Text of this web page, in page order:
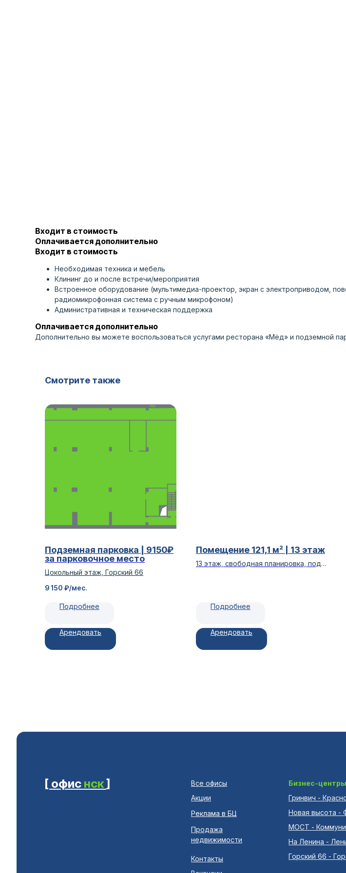
Входит в стоимость
Оплачивается дополнительно
Входит в стоимость
Необходимая техника и мебель
Клининг до и после встречи/мероприятия
Встроенное оборудование (мультимедиа-проектор, экран с электроприводом,
радиомикрофонная система с ручным микрофоном)
Административная и техническая поддержка
Оплачивается дополнительно
Дополнительно вы можете воспользоваться услугами ресторана «Мёд» и подземной
Смотрите также
Подземная парковка | 9150₽
за парковочное место
Цокольный этаж, Горский 66
9 150 ₽/мес.
Подробнее
Арендовать
Помещение 121,1 м² | 13 этаж
13 этаж, свободная планировка, под
Подробнее
Арендовать
[ офис нск]
Бизнес-центры
Гринвич -
Новая высота -
МОСТ -
На Ленина -
Горский 66 -
Все офисы
Акции
Продажа
недвижимости
Контакты
Реклама в БЦ